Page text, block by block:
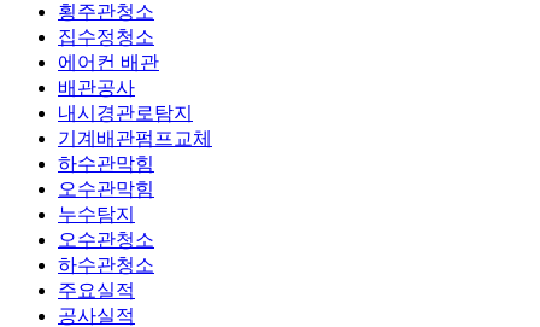
횡주관청소
집수정청소
에어컨 배관
배관공사
내시경관로탐지
기계배관펌프교체
하수관막힘
오수관막힘
누수탐지
오수관청소
하수관청소
주요실적
공사실적